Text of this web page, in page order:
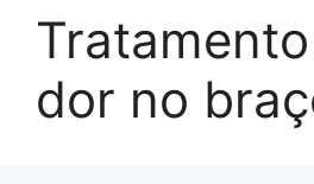
dor no